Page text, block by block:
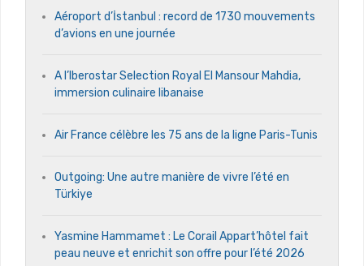
Aéroport d’İstanbul : record de 1730 mouvements
d’avions en une journée
A l’Iberostar Selection Royal El Mansour Mahdia,
immersion culinaire libanaise
Air France célèbre les 75 ans de la ligne Paris-Tunis
Outgoing: Une autre manière de vivre l’été en
Türkiye
Yasmine Hammamet : Le Corail Appart’hôtel fait
peau neuve et enrichit son offre pour l’été 2026